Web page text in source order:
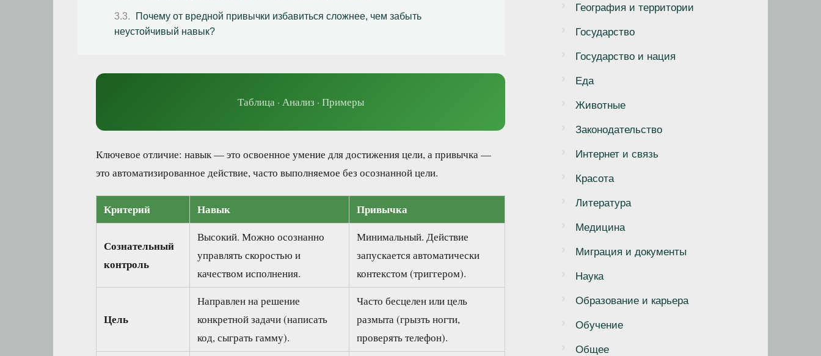
Почему от вредной привычки избавиться сложнее, чем забыть
неустойчивый навык?
Таблица · Анализ · Примеры
Ключевое отличие: навык — это освоенное умение для достижения цели, а привычка —
это автоматизированное действие, часто выполняемое без осознанной цели.
Критерий Навык Привычка
Сознательный
контроль
Высокий. Можно осознанно
управлять скоростью и
качеством исполнения.
Минимальный. Действие
запускается автоматически
контекстом (триггером).
Цель
Направлен на решение
конкретной задачи (написать
код, сыграть гамму).
Часто бесцелен или цель
размыта (грызть ногти,
проверять телефон).
География и территории
Государство
Государство и нация
Еда
Животные
Законодательство
Интернет и связь
Красота
Литература
Медицина
Миграция и документы
Наука
Образование и карьера
Обучение
Общее